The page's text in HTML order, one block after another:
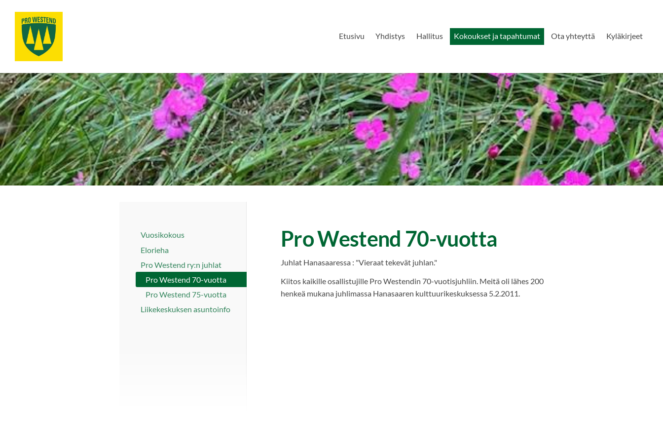
Siirry
sivun
sisältöönPro Westend ry Etusivu Yhdistys Hallitus Kokoukset ja tapahtumat Ota yhteyttä Kyläkirjeet
Vuosikokous
Elorieha
Pro Westend ry:n juhlat
Pro Westend 70-vuotta
Pro Westend 75-vuotta
Liikekeskuksen asuntoinfo
Pro Westend 70-vuotta
Juhlat Hanasaaressa : "Vieraat tekevät juhlan."
Kiitos kaikille osallistujille Pro Westendin 70-vuotisjuhliin. Meitä oli lähes 200
henkeä mukana juhlimassa Hanasaaren kulttuurikeskuksessa 5.2.2011.